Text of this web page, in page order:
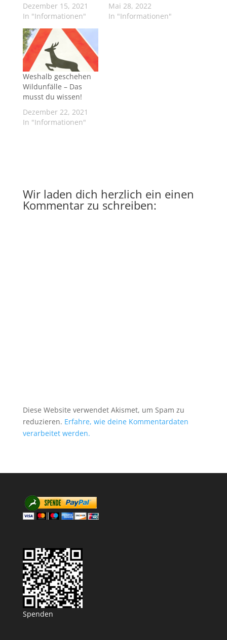
Dezember 15, 2021
In "Informationen"
Mai 28, 2022
In "Informationen"
Weshalb geschehen
Wildunfälle – Das
musst du wissen!
Dezember 22, 2021
In "Informationen"
Wir laden dich herzlich ein einen
Kommentar zu schreiben:
Diese Website verwendet Akismet, um Spam zu
reduzieren. Erfahre, wie deine Kommentardaten
verarbeitet werden.
Spenden